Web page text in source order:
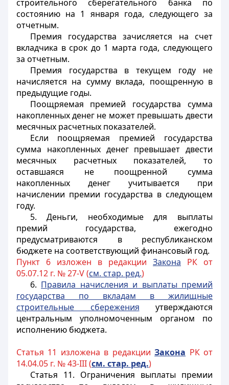
строительного сберегательного банка по
состоянию на 1 января года, следующего за
отчетным.
Премия государства зачисляется на счет
вкладчика в срок до 1 марта года, следующего
за отчетным.
Премия государства в текущем году не
начисляется на сумму вклада, поощренную в
предыдущие годы.
Поощряемая премией государства сумма
накопленных денег не может превышать двести
месячных расчетных показателей.
Если поощряемая премией государства
сумма накопленных денег превышает двести
месячных расчетных показателей, то
оставшаяся не поощренной сумма
накопленных денег учитывается при
начислении премии государства в следующем
году.
5. Деньги, необходимые для выплаты
премий государства, ежегодно
предусматриваются в республиканском
бюджете на соответствующий финансовый год.
Пункт 6 изложен в редакции Закона РК от
05.07.12 г. № 27-V (см. стар. ред.)
6. Правила начисления и выплаты премий
государства по вкладам в жилищные
строительные сбережения утверждаются
центральным уполномоченным органом по
исполнению бюджета.
Статья 11 изложена в редакцииЗакона РК от
14.04.05 г. № 43-III (см. стар. ред.)
Статья 11. Ограничения выплаты премии